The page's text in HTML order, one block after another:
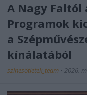
A Nagy Faltól
Programok
a
kínálatából
színesötletek_team • 2026.